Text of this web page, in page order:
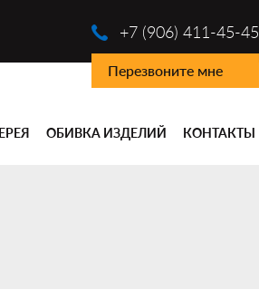
+7 (906) 411-45-45
Перезвоните мне
ОБИВКА ИЗДЕЛИЙ КОНТАКТЫ